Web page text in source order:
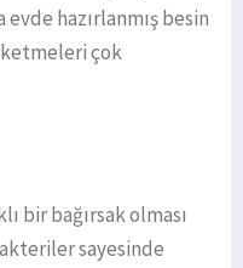
hazırlanmış besin
çok
bir bağırsak olması
sayesinde